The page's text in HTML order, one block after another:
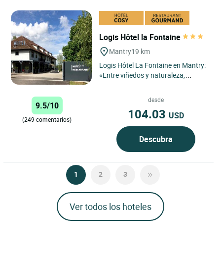
Logis Hôtel la Fontaine
Mantry19 km
Logis Hôtel La Fontaine en Mantry:
«Entre viñedos y naturaleza,
9.5/10
(249 comentarios)
desde
104.03 USD
Descubra
1 2 3
Ver todos los hoteles